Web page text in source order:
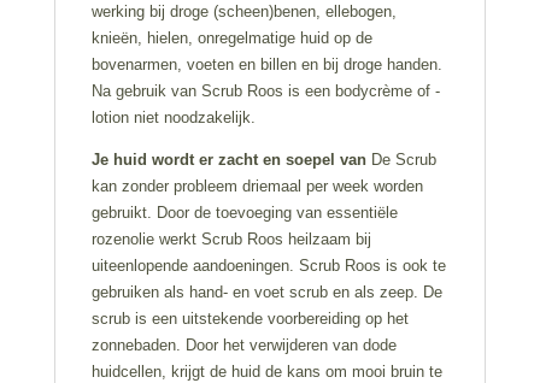
werking bij droge (scheen)benen, ellebogen,
knieën, hielen, onregelmatige huid op de
bovenarmen, voeten en billen en bij droge handen.
Na gebruik van Scrub Roos is een bodycrème of -
lotion niet noodzakelijk.
Je huid wordt er zacht en soepel vanDe Scrub
kan zonder probleem driemaal per week worden
gebruikt. Door de toevoeging van essentiële
rozenolie werkt Scrub Roos heilzaam bij
uiteenlopende aandoeningen. Scrub Roos is ook te
gebruiken als hand- en voet scrub en als zeep. De
scrub is een uitstekende voorbereiding op het
zonnebaden. Door het verwijderen van dode
huidcellen, krijgt de huid de kans om mooi bruin te